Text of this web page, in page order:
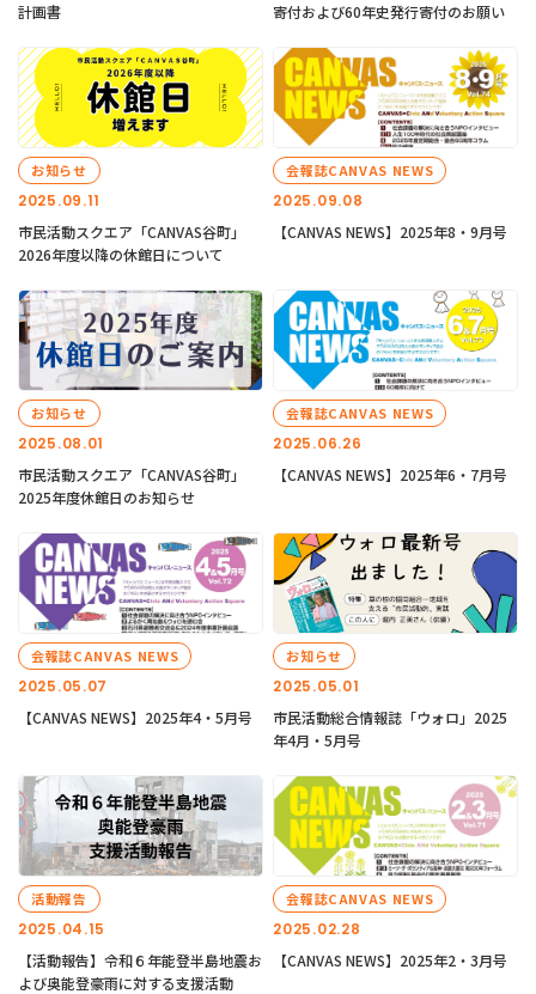
計画書
寄付および60年史発行寄付のお願い
2025.09.11
お知らせ
市民活動スクエア「CANVAS谷町」
2026年度以降の休館日について
2025.09.08
会報誌CANVAS NEWS
【CANVAS NEWS】2025年8・9月号
2025.08.01
お知らせ
市民活動スクエア「CANVAS谷町」
2025年度休館日のお知らせ
2025.06.26
会報誌CANVAS NEWS
【CANVAS NEWS】2025年6・7月号
2025.05.07
会報誌CANVAS NEWS
【CANVAS NEWS】2025年4・5月号
2025.05.01
お知らせ
市民活動総合情報誌「ウォロ」2025
年4月・5月号
2025.04.15
活動報告
【活動報告】令和６年能登半島地震お
よび奥能登豪雨に対する支援活動
2025.02.28
会報誌CANVAS NEWS
【CANVAS NEWS】2025年2・3月号